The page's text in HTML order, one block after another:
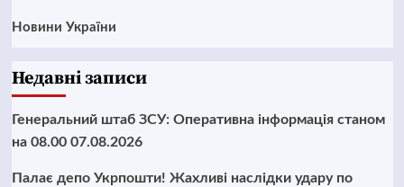
Новини України
Недавні записи
Генеральний штаб ЗСУ: Оперативна інформація станом
на 08.00 07.08.2026
Палає депо Укрпошти! Жахливі наслідки удару по